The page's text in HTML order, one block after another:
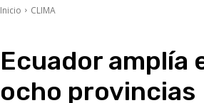
Inicio CLIMA
Ecuador amplía
ocho provincias